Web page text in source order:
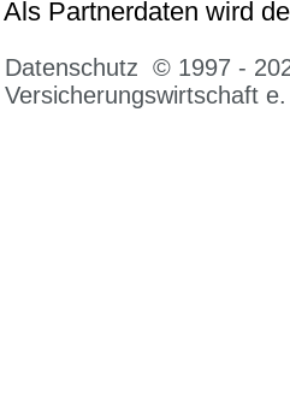
Als Partnerdaten wird
Datenschutz © 1997 -
Versicherungswirtschaft e.